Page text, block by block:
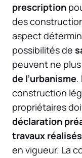
prescription
des
aspect
possibilités de
peuvent ne
de l’urbanisme.
construction
propriétaires
déclaration
travaux réalisés
en vigueur. La